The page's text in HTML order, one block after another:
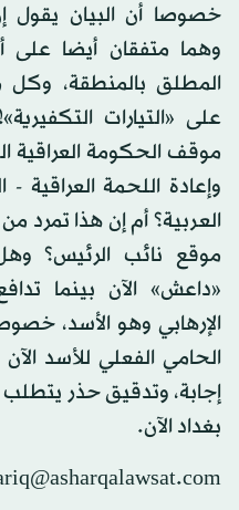
خصوصا أن البيان يقول
وهما متفقان أيضا
المطلق بالمنطقة،
على «التيارات
موقف الحكومة العراقية
وإعادة اللحمة العراقية -
العربية؟ أم إن هذا تمرد
موقع نائب الرئيس؟
«داعش» الآن بينما
الإرهابي وهو الأسد،
الحامي الفعلي للأسد
إجابة، وتدقيق حذر
بغداد الآن.